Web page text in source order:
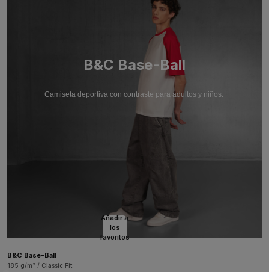
B&C Base-Ball
Camiseta deportiva con contraste para adultos y niños.
Añadir a
los
favoritos
B&C Base-Ball
185 g/m² / Classic Fit